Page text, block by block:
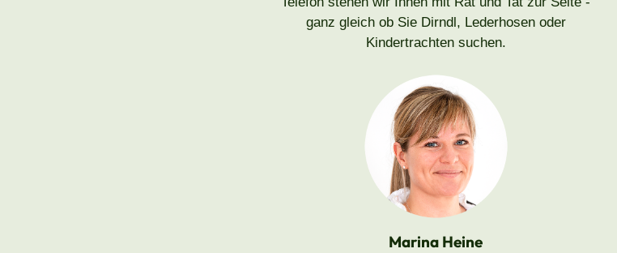
ganz gleich ob Sie Dirndl, Lederhosen oder
Kindertrachten suchen.
Marina Heine